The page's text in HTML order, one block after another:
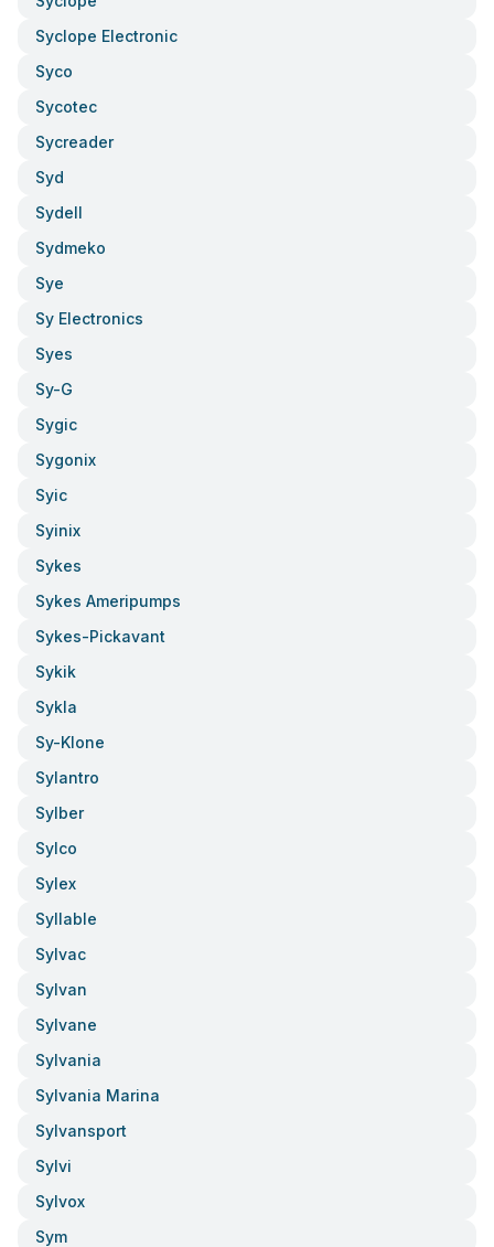
Syclope Electronic
Syco
Sycotec
Sycreader
Syd
Sydell
Sydmeko
Sye
Sy Electronics
Syes
Sy-G
Sygic
Sygonix
Syic
Syinix
Sykes
Sykes Ameripumps
Sykes-Pickavant
Sykik
Sykla
Sy-Klone
Sylantro
Sylber
Sylco
Sylex
Syllable
Sylvac
Sylvan
Sylvane
Sylvania
Sylvania Marina
Sylvansport
Sylvi
Sylvox
Sym